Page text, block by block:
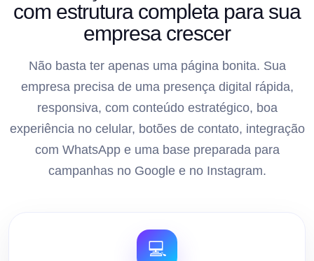
com estrutura completa para sua
empresa crescer
Não basta ter apenas uma página bonita. Sua
empresa precisa de uma presença digital rápida,
responsiva, com conteúdo estratégico, boa
experiência no celular, botões de contato, integração
com WhatsApp e uma base preparada para
campanhas no Google e no Instagram.
💻